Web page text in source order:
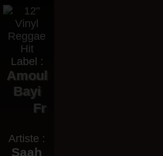
Label :
Amoul
Bayi
Fr
Artiste :
Saah